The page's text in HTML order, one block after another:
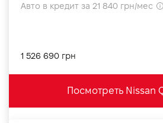
Авто в кредит за 21 840 грн/мес
1 526 690 грн
Посмотреть Nissan